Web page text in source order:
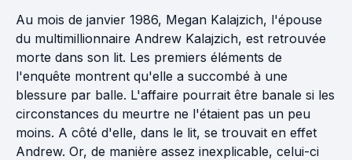
Au mois de janvier 1986, Megan Kalajzich, l'épouse
du multimillionnaire Andrew Kalajzich, est retrouvée
morte dans son lit. Les premiers éléments de
l'enquête montrent qu'elle a succombé à une
blessure par balle. L'affaire pourrait être banale si les
circonstances du meurtre ne l'étaient pas un peu
moins. A côté d'elle, dans le lit, se trouvait en effet
Andrew. Or, de manière assez inexplicable, celui-ci